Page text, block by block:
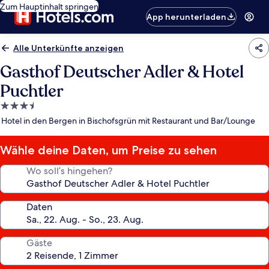
Zum Hauptinhalt springen
App herunterladen
Alle Unterkünfte anzeigen
Gasthof Deutscher Adler & Hotel
Puchtler
3.5-
Sterne-
Hotel in den Bergen in Bischofsgrün mit Restaurant und Bar/Lounge
Wähle deine Daten, um Preise zu sehen
Wo soll’s hingehen?
Daten
Gäste